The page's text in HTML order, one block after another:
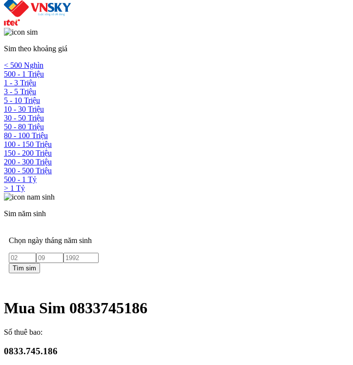
Sim theo khoảng giá
< 500 Nghìn
500 - 1 Triệu
1 - 3 Triệu
3 - 5 Triệu
5 - 10 Triệu
10 - 30 Triệu
30 - 50 Triệu
50 - 80 Triệu
80 - 100 Triệu
100 - 150 Triệu
150 - 200 Triệu
200 - 300 Triệu
300 - 500 Triệu
500 - 1 Tỷ
> 1 Tỷ
Sim năm sinh
Chọn ngày tháng năm sinh
Tìm sim
Mua Sim 0833745186
Số thuê bao:
0833.745.186